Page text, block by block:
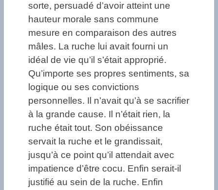
sorte, persuadé d’avoir atteint une
hauteur morale sans commune
mesure en comparaison des autres
mâles. La ruche lui avait fourni un
idéal de vie qu’il s’était approprié.
Qu’importe ses propres sentiments, sa
logique ou ses convictions
personnelles. Il n’avait qu’à se sacrifier
à la grande cause. Il n’était rien, la
ruche était tout. Son obéissance
servait la ruche et le grandissait,
jusqu’à ce point qu’il attendait avec
impatience d’être cocu. Enfin serait-il
justifié au sein de la ruche. Enfin